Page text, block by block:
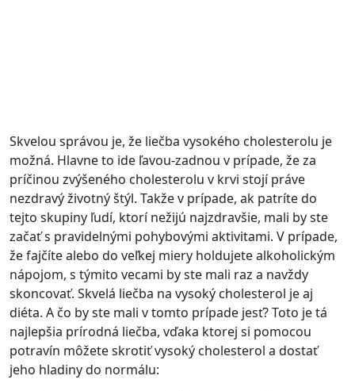
Skvelou správou je, že liečba vysokého cholesterolu je
možná. Hlavne to ide ľavou-zadnou v prípade, že za
príčinou zvýšeného cholesterolu v krvi stojí práve
nezdravý životný štýl. Takže v prípade, ak patríte do
tejto skupiny ľudí, ktorí nežijú najzdravšie, mali by ste
začať s pravidelnými pohybovými aktivitami. V prípade,
že fajčíte alebo do veľkej miery holdujete alkoholickým
nápojom, s týmito vecami by ste mali raz a navždy
skoncovať. Skvelá liečba na vysoký cholesterol je aj
diéta. A čo by ste mali v tomto prípade jesť? Toto je tá
najlepšia prírodná liečba, vďaka ktorej si pomocou
potravín môžete skrotiť vysoký cholesterol a dostať
jeho hladiny do normálu: